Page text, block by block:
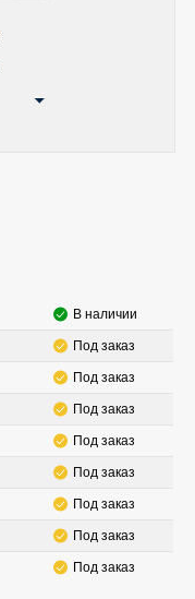
В наличии
Под заказ
Под заказ
Под заказ
Под заказ
Под заказ
Под заказ
Под заказ
Под заказ